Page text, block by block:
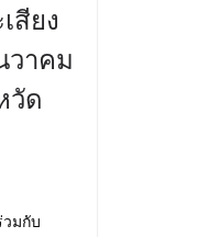
สียง
วาคม
วัด
วมกับ